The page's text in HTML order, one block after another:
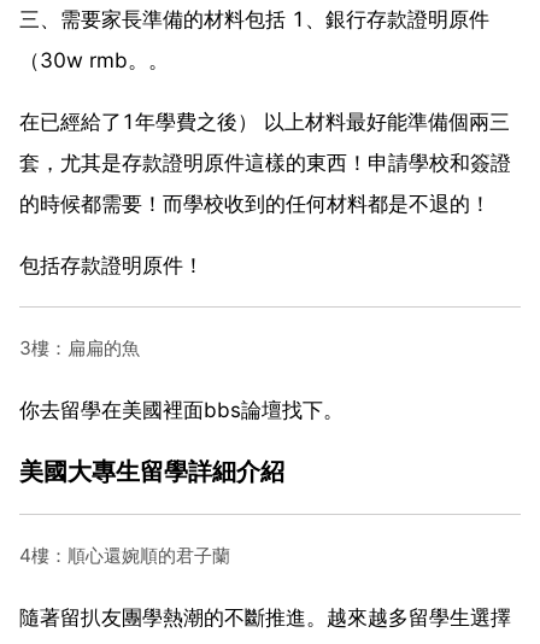
三、需要家長準備的材料包括 1、銀行存款證明原件
（30w rmb。。
在已經給了1年學費之後） 以上材料最好能準備個兩三
套，尤其是存款證明原件這樣的東西！申請學校和簽證
的時候都需要！而學校收到的任何材料都是不退的！
包括存款證明原件！
3樓：扁扁的魚
你去留學在美國裡面bbs論壇找下。
美國大專生留學詳細介紹
4樓：順心還婉順的君子蘭
隨著留扒友團學熱潮的不斷推進。越來越多留學生選擇